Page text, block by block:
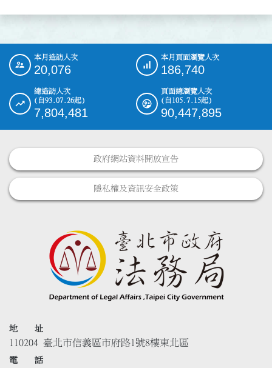
::: 本月造訪人次
20,076
本月頁面瀏覽人次
186,740
總造訪人次
(自93.07.26起)
7,804,481
頁面總瀏覽人次
(自105.7.15起)
90,447,895
政府網站資料開放宣告
隱私權及資訊安全政策
地 址
110204 臺北市信義區市府路1號8樓東北區
電 話